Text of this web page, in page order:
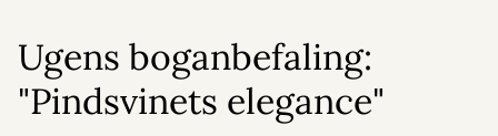
Ugens boganbefaling:
"Pindsvinets elegance"